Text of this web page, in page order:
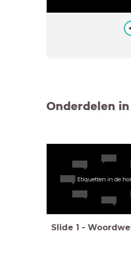
Onderdelen
Etiquetten in de
Slide 1 -